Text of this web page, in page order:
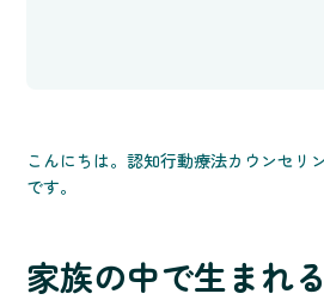
こんにちは。認知行動療法カウンセリ
です。
家族の中で生まれ